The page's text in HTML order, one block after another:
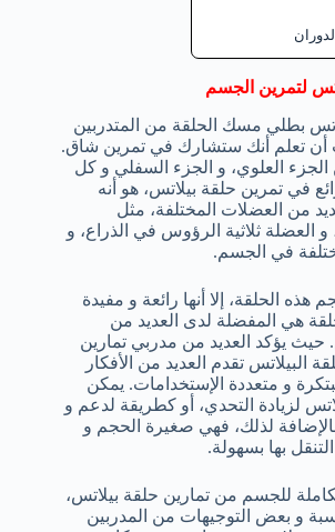
لتمرين الجسم
بطلي مسك الحلقة من المتدربين
أن تعلم أنك ستشارك في تمرين شاق.
العلوي، و الجزء السفلي و كل
في تمرين حلقة بيلاتس، هو أنه
من العضلات المختلفة، مثل
العضلة ثلاثية الرؤوس في الذراع، و
في الجسم.
الحلقة، إلا أنها رائعة و مفيدة
هي المفضلة لدى العديد من
حيث يؤكد العديد من مدربي تمارين
البيلاتس تقدم العديد من الأفكار
و متعددة الإستخدامات. يمكن
لزيادة التحدي، أو كطريقة لدعم و
لذلك، فهي صغيرة الحجم و
بها بسهولة.
للجسم من تمارين حلقة بيلاتس،
و بعض التوجيهات من المدربين